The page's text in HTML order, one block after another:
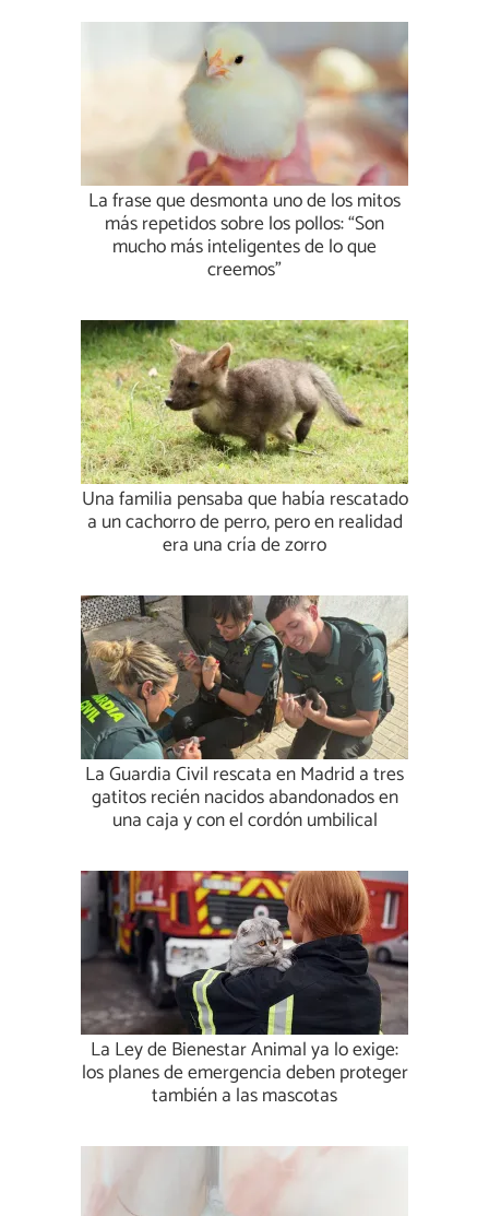
La frase que desmonta uno de los mitos
más repetidos sobre los pollos: “Son
mucho más inteligentes de lo que
creemos”
Una familia pensaba que había rescatado
a un cachorro de perro, pero en realidad
era una cría de zorro
La Guardia Civil rescata en Madrid a tres
gatitos recién nacidos abandonados en
una caja y con el cordón umbilical
La Ley de Bienestar Animal ya lo exige:
los planes de emergencia deben proteger
también a las mascotas